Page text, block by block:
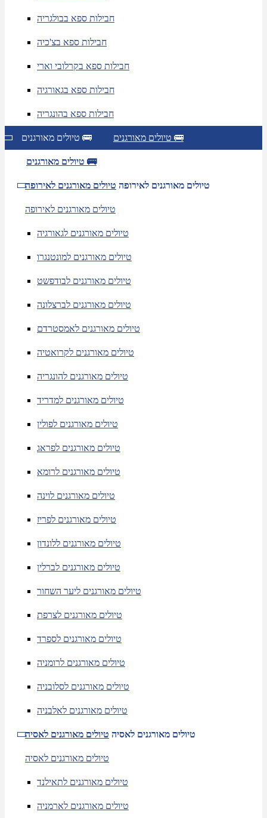
חבילות ספא בבולגריה
חבילות ספא בצ'כיה
חבילות ספא בקרלובי וארי
חבילות ספא בגאורגיה
חבילות ספא בהונגריה
טיולים מאורגנים 🚌 טיולים מאורגנים 🚌
טיולים מאורגנים 🚌
טיולים מאורגנים לאירופה טיולים מאורגנים לאירופה
טיולים מאורגנים לאירופה
טיולים מאורגנים לגאורגיה
טיולים מאורגנים למונטנגרו
טיולים מאורגנים לבודפשט
טיולים מאורגנים לברצלונה
טיולים מאורגנים לאמסטרדם
טיולים מאורגנים לקרואטיה
טיולים מאורגנים להונגריה
טיולים מאורגנים למדריד
טיולים מאורגנים לפולין
טיולים מאורגנים לפראג
טיולים מאורגנים לרומא
טיולים מאורגנים לוינה
טיולים מאורגנים לפריז
טיולים מאורגנים ללונדון
טיולים מאורגנים לברלין
טיולים מאורגנים ליער השחור
טיולים מאורגנים לצרפת
טיולים מאורגנים לספרד
טיולים מאורגנים לרומניה
טיולים מאורגנים לסלובניה
טיולים מאורגנים לאלבניה
טיולים מאורגנים לאסיה טיולים מאורגנים לאסיה
טיולים מאורגנים לאסיה
טיולים מאורגנים לתאילנד
טיולים מאורגנים לארמניה